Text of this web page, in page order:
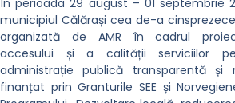
În perioada 29 august – 01 septembrie
municipiul Călărași cea de-a
organizată de AMR în cadrul
accesului și a calității serviciilor
administrație publică transparentă și
finanțat prin Granturile SEE și